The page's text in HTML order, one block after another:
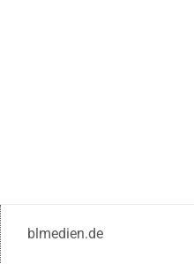
blmedien.de